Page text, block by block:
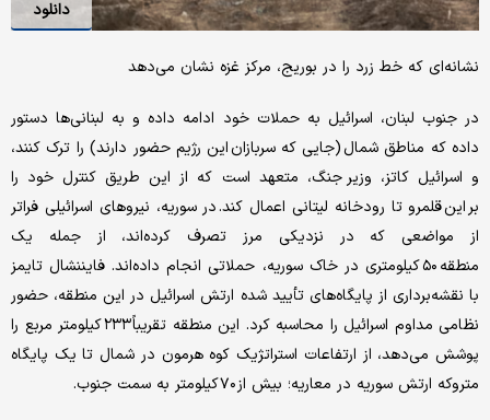
دانلود
نشانه‌ای که خط زرد را در بوریج، مرکز غزه نشان می‌دهد
در جنوب لبنان، اسرائیل به حملات خود ادامه داده و به لبنانی‌ها دستور
داده که مناطق شمال (جایی که سربازان این رژیم حضور دارند) را ترک کنند،
و اسرائیل کاتز، وزیر جنگ، متعهد است که از این طریق کنترل خود را
بر این قلمرو تا رودخانه لیتانی اعمال کند. در سوریه، نیروهای اسرائیلی فراتر
از مواضعی که در نزدیکی مرز تصرف کرده‌اند، از جمله یک
منطقه ۵۰ کیلومتری در خاک سوریه، حملاتی انجام داده‌اند. فایننشال تایمز
با نقشه‌برداری از پایگاه‌های تأیید شده ارتش اسرائیل در این منطقه، حضور
نظامی مداوم اسرائیل را محاسبه کرد. این منطقه تقریباً ۲۳۳ کیلومتر مربع را
پوشش می‌دهد، از ارتفاعات استراتژیک کوه هرمون در شمال تا یک پایگاه
متروکه ارتش سوریه در معاریه؛ بیش از ۷۰ کیلومتر به سمت جنوب.